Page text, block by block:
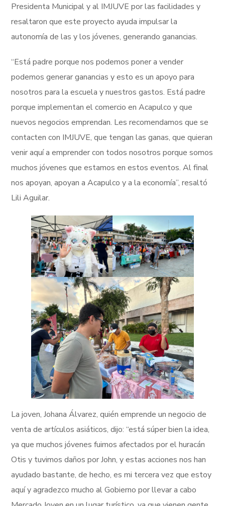
Presidenta Municipal y al IMJUVE por las facilidades y
resaltaron que este proyecto ayuda impulsar la
autonomía de las y los jóvenes, generando ganancias.
“Está padre porque nos podemos poner a vender
podemos generar ganancias y esto es un apoyo para
nosotros para la escuela y nuestros gastos. Está padre
porque implementan el comercio en Acapulco y que
nuevos negocios emprendan. Les recomendamos que se
contacten con IMJUVE, que tengan las ganas, que quieran
venir aquí a emprender con todos nosotros porque somos
muchos jóvenes que estamos en estos eventos. Al final
nos apoyan, apoyan a Acapulco y a la economía”, resaltó
Lili Aguilar.
La joven, Johana Álvarez, quién emprende un negocio de
venta de artículos asiáticos, dijo: “está súper bien la idea,
ya que muchos jóvenes fuimos afectados por el huracán
Otis y tuvimos daños por John, y estas acciones nos han
ayudado bastante, de hecho, es mi tercera vez que estoy
aquí y agradezco mucho al Gobierno por llevar a cabo